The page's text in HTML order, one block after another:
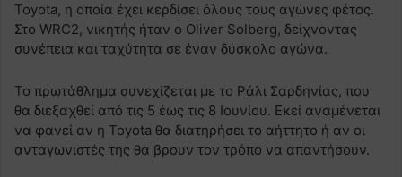
Toyota, η οποία έχει κερδίσει όλους τους αγώνες φέτος.
Στο WRC2, νικητής ήταν ο Oliver Solberg, δείχνοντας
συνέπεια και ταχύτητα σε έναν δύσκολο αγώνα.
Το πρωτάθλημα συνεχίζεται με το Ράλι Σαρδηνίας, που
θα διεξαχθεί από τις 5 έως τις 8 Ιουνίου. Εκεί αναμένεται
να φανεί αν η Toyota θα διατηρήσει το αήττητο ή αν οι
ανταγωνιστές της θα βρουν τον τρόπο να απαντήσουν.